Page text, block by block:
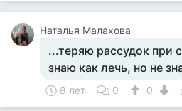
Наталья Малахова
...теряю рассудок при
знаю как лечь, но не
8 лет 0 0